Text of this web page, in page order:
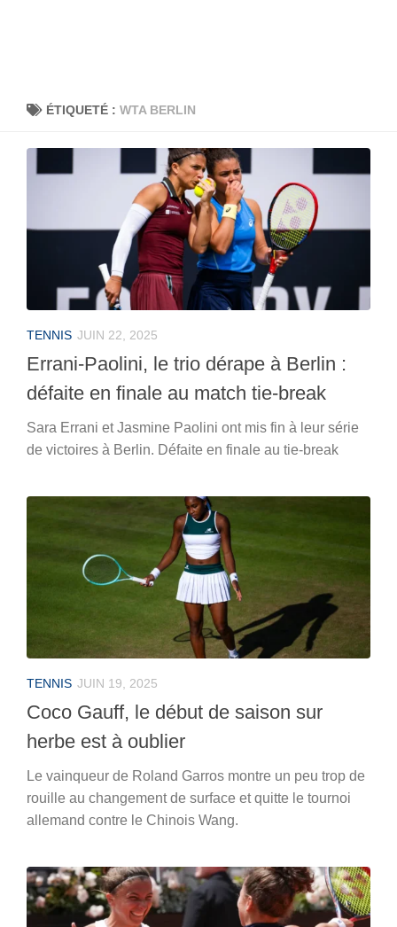
ÉTIQUETÉ : WTA BERLIN
TENNIS JUIN 22, 2025
Errani-Paolini, le trio dérape à Berlin :
défaite en finale au match tie-break
Sara Errani et Jasmine Paolini ont mis fin à leur série
de victoires à Berlin. Défaite en finale au tie-break
TENNIS JUIN 19, 2025
Coco Gauff, le début de saison sur
herbe est à oublier
Le vainqueur de Roland Garros montre un peu trop de
rouille au changement de surface et quitte le tournoi
allemand contre le Chinois Wang.